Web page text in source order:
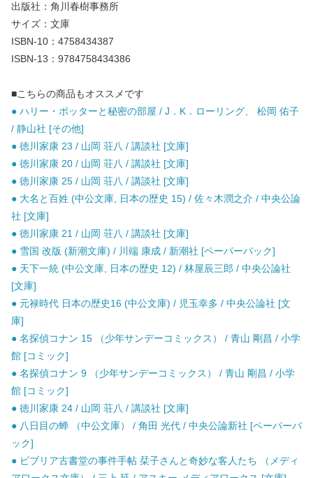
出版社：角川春樹事務所
サイズ：文庫
ISBN-10：4758434387
ISBN-13：9784758434386
■こちらの商品もオススメです
● ハリー・ポッターと秘密の部屋 / J．K．ローリング、 松岡 佑子
/ 静山社 [その他]
● 徳川家康 23 / 山岡 荘八 / 講談社 [文庫]
● 徳川家康 20 / 山岡 荘八 / 講談社 [文庫]
● 徳川家康 25 / 山岡 荘八 / 講談社 [文庫]
● 大名と百姓 (中公文庫, 日本の歴史 15) / 佐々木潤之介 / 中央公論
社 [文庫]
● 徳川家康 21 / 山岡 荘八 / 講談社 [文庫]
● 雪国 改版 (新潮文庫) / 川端 康成 / 新潮社 [ペーパーバック]
● 天下一統 (中公文庫, 日本の歴史 12) / 林屋辰三郎 / 中央公論社
[文庫]
● 元禄時代 日本の歴史16 (中公文庫) / 児玉幸多 / 中央公論社 [文
庫]
● 名探偵コナン 15 （少年サンデーコミックス） / 青山 剛昌 / 小学
館 [コミック]
● 名探偵コナン 9 （少年サンデーコミックス） / 青山 剛昌 / 小学
館 [コミック]
● 徳川家康 24 / 山岡 荘八 / 講談社 [文庫]
● 八日目の蝉 （中公文庫） / 角田 光代 / 中央公論新社 [ペーパーバ
ック]
● ビブリア古書堂の事件手帖 栞子さんと奇妙な客人たち （メディ